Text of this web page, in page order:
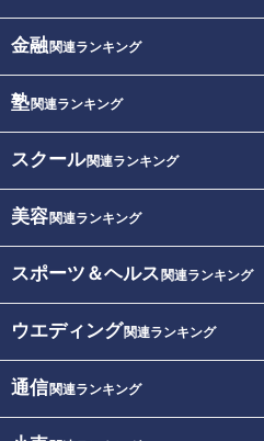
金融関連ランキング
塾関連ランキング
スクール関連ランキング
美容関連ランキング
スポーツ＆ヘルス 関連ランキング
ウエディング関連ランキング
通信関連ランキング